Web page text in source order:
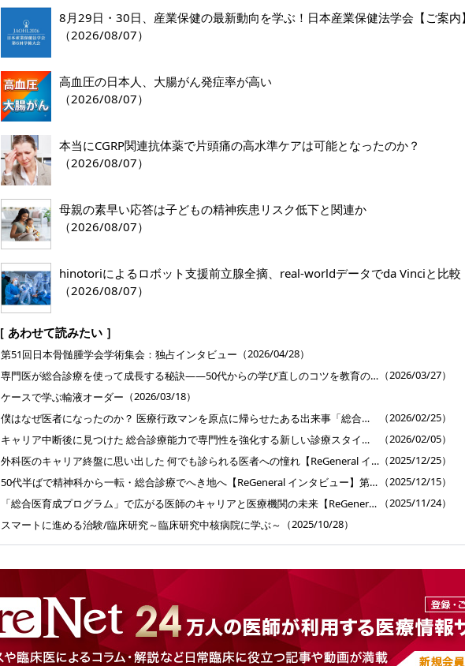
8月29日・30日、産業保健の最新動向を学ぶ！日本産業保健法学会【ご案内】
（2026/08/07）
高血圧の日本人、大腸がん発症率が高い
（2026/08/07）
本当にCGRP関連抗体薬で片頭痛の高水準ケアは可能となったのか？
（2026/08/07）
母親の素早い応答は子どもの精神疾患リスク低下と関連か
（2026/08/07）
hinotoriによるロボット支援前立腺全摘、real-worldデータでda Vinciと比較
（2026/08/07）
［ あわせて読みたい ］
第51回日本骨髄腫学会学術集会：独占インタビュー （2026/04/28）
専門医が総合診療を使って成長する秘訣――50代からの学び直しのコツを教育のプロに聞く【ReGeneral インタビュー】第6回 （2026/03/27）
ケースで学ぶ輸液オーダー （2026/03/18）
僕はなぜ医者になったのか？ 医療行政マンを原点に帰らせたある出来事「総合医育成プログラム」インタビュー【ReGeneral インタビュー】第5回
（2026/02/25）
キャリア中断後に見つけた 総合診療能力で専門性を強化する新しい診療スタイル【ReGeneral インタビュー】第4回
（2026/02/05）
外科医のキャリア終盤に思い出した 何でも診られる医者への憧れ【ReGeneral インタビュー】第3回 （2025/12/25）
50代半ばで精神科から一転・総合診療でへき地へ【ReGeneral インタビュー】第2回 （2025/12/15）
「総合医育成プログラム」で広がる医師のキャリアと医療機関の未来【ReGeneral インタビュー】第1回
（2025/11/24）
スマートに進める治験/臨床研究～臨床研究中核病院に学ぶ～ （2025/10/28）